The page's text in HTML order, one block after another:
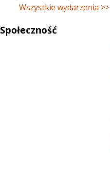
Wszystkie wydarzenia >>
Społeczność